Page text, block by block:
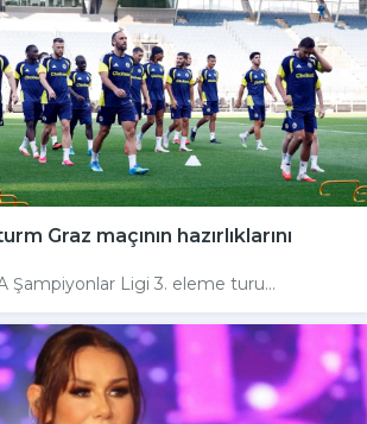
Graz maçının hazırlıklarını
Şampiyonlar Ligi 3. eleme turu...